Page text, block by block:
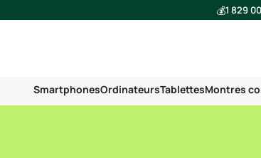
💰1 829
SmartphonesOrdinateursTablettesMontres